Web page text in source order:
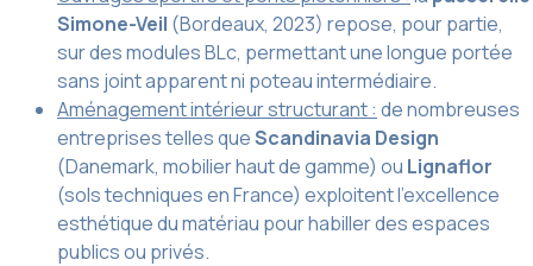
Simone-Veil (Bordeaux, 2023) repose, pour partie,
sur des modules BLc, permettant une longue portée
sans joint apparent ni poteau intermédiaire.
Aménagementintérieurstructurant : de nombreuses
entreprises telles queScandinavia Design
(Danemark, mobilier haut de gamme) ou Lignaflor
(sols techniques en France) exploitent l’excellence
esthétique du matériau pour habiller des espaces
publics ou privés.